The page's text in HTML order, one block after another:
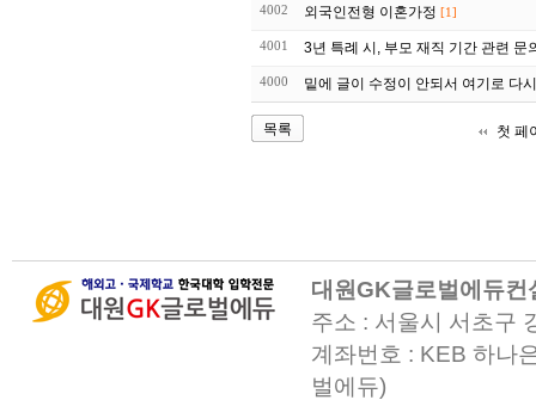
4002 외국인전형 이혼가정 [1]
4001 3년 특례 시, 부모 재직 기간 관련 문
4000 밑에 글이 수정이 안되서 여기로 다
목록 첫 페
대원GK글로벌에듀
주소 : 서울시 서초구
계좌번호 : KEB 하나
벌에듀)